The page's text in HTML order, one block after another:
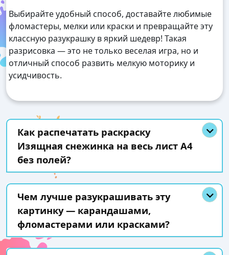
Выбирайте удобный способ, доставайте любимые
фломастеры, мелки или краски и превращайте эту
классную разукрашку в яркий шедевр! Такая
разрисовка — это не только веселая игра, но и
отличный способ развить мелкую моторику и
усидчивость.
Как распечатать раскраску
Изящная снежинка на весь лист А4
без полей?
Чем лучше разукрашивать эту
картинку — карандашами,
фломастерами или красками?